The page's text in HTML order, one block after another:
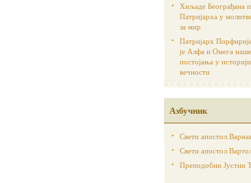
Хиљаде Београђана
Патријарха у
за мир
Патријарх
је Алфа и Омега
постојања у
вечности
Азбучник
Свети апостол
Свети апостол
Преподобни Јустин